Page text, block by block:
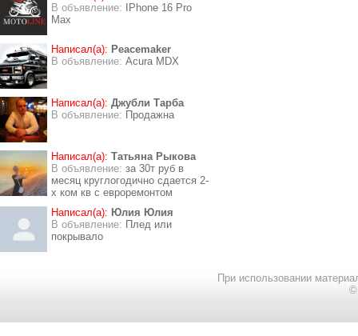
В объявление:
IPhone 16 Pro
Max
Написал(а): Peacemaker
В объявление: Acura MDX
Написал(а): Джубли Тарба
В объявление: Продажна
Написал(а): Татьяна Рыкова
В объявление: за 30т руб в
месяц круглогодично сдается 2-
х ком кв с евроремонтом
Написал(а): Юлия Юлия
В объявление: Плед или
покрывало
При использовании